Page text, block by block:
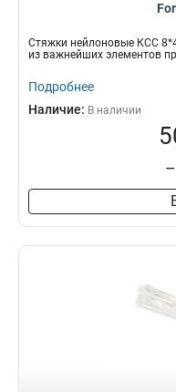
Стяжки нейлоновые КСС
из важнейших элементов
Подробнее
Наличие: В наличии
–